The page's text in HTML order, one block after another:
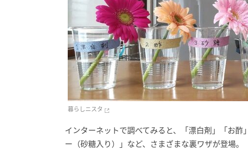
暮らしニスタ
インターネットで調べてみると、「漂白剤」「お
ー（砂糖入り）」など、さまざまな裏ワザが登場。